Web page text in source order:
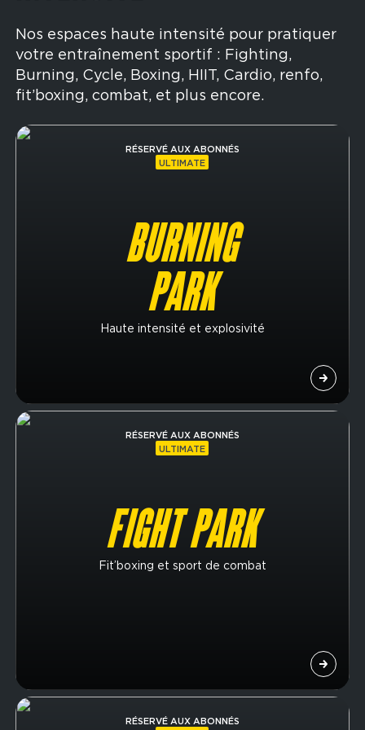
Nos espaces haute intensité pour pratiquer
votre entraînement sportif : Fighting,
Burning, Cycle, Boxing, HIIT, Cardio, renfo,
fit’boxing, combat, et plus encore.
RÉSERVÉ AUX ABONNÉS
ULTIMATE
BURNING
PARK
Haute intensité et explosivité
Image
RÉSERVÉ AUX ABONNÉS
ULTIMATE
FIGHT PARK
Fit’boxing et sport de combat
Image
RÉSERVÉ AUX ABONNÉS
Image